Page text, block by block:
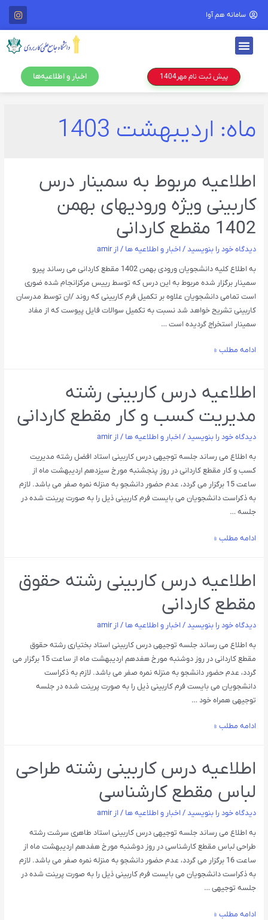
سامانه هم آوا
پیش ثبت نام مهر1404 اخبار و اطلاعیه‌ها
ماه: اردیبهشت 1403
اطلاعیه مربوط به سمینار درس
کاربینی ویژه ورودیهای بهمن
1402 مقطع کاردانی
دیدگاه‌ خود را بنویسید /اخبار و اطلاعیه ها / از amir
به اطلاع کلیه دانشجویان ورودی بهمن 1402 مقطع کاردانی می رساند پیرو
سمینار برگزار شده مربوط به این درس که توسط رییس مرکزانجام شده ضوری
است تمامی دانشجویان علاوه بر تکمیل فرم کاربینی که روند /ان توسط مدرسان
کاربینی تشریح خواهد شد نسبت به تکمیل سوالات فایل پیوست که از مفاد
سمینار استخراج گردیده است …
ادامه مطلب »
اطلاعیه درس کاربینی رشته
مدیریت کسب و کار مقطع کاردانی
دیدگاه‌ خود را بنویسید /اخبار و اطلاعیه ها / از amir
به اطلاع می رساند جلسه توجیهی درس کاربینی استاد افضل رشته مدیریت
کسب و کار مقطع کاردانی در روز پنجشنبه مورخ سیزدهم اردیبهشت ماه از
ساعت 15 برگزار می گردد، عدم حضور دانشجو به منزله نمره صفر می باشد. لازم
به ذکراست دانشجویان می بایست فرم کاربینی ذیل را به صورت پرینت شده در
جلسه …
ادامه مطلب »
اطلاعیه درس کاربینی رشته حقوق
مقطع کاردانی
دیدگاه‌ خود را بنویسید /اخبار و اطلاعیه ها / از amir
به اطلاع می رساند جلسه توجیهی درس کاربینی استاد بختیاری رشته حقوق
مقطع کاردانی در روز دوشنبه مورخ هفدهم اردیبهشت ماه از ساعت 15 برگزار می
گردد، عدم حضور دانشجو به منزله نمره صفر می باشد. لازم به ذکراست
دانشجویان می بایست فرم کاربینی ذیل را به صورت پرینت شده در جلسه
توجیهی همراه خود …
ادامه مطلب »
اطلاعیه درس کاربینی رشته طراحی
لباس مقطع کارشناسی
دیدگاه‌ خود را بنویسید /اخبار و اطلاعیه ها / از amir
به اطلاع می رساند جلسه توجیهی درس کاربینی استاد طاهری سرشت رشته
طراحی لباس مقطع کارشناسی در روز دوشنبه مورخ هفدهم اردیبهشت ماه از
ساعت 16 برگزار می گردد، عدم حضور دانشجو به منزله نمره صفر می باشد. لازم
به ذکراست دانشجویان می بایست فرم کاربینی ذیل را به صورت پرینت شده در
جلسه توجیهی …
ادامه مطلب »